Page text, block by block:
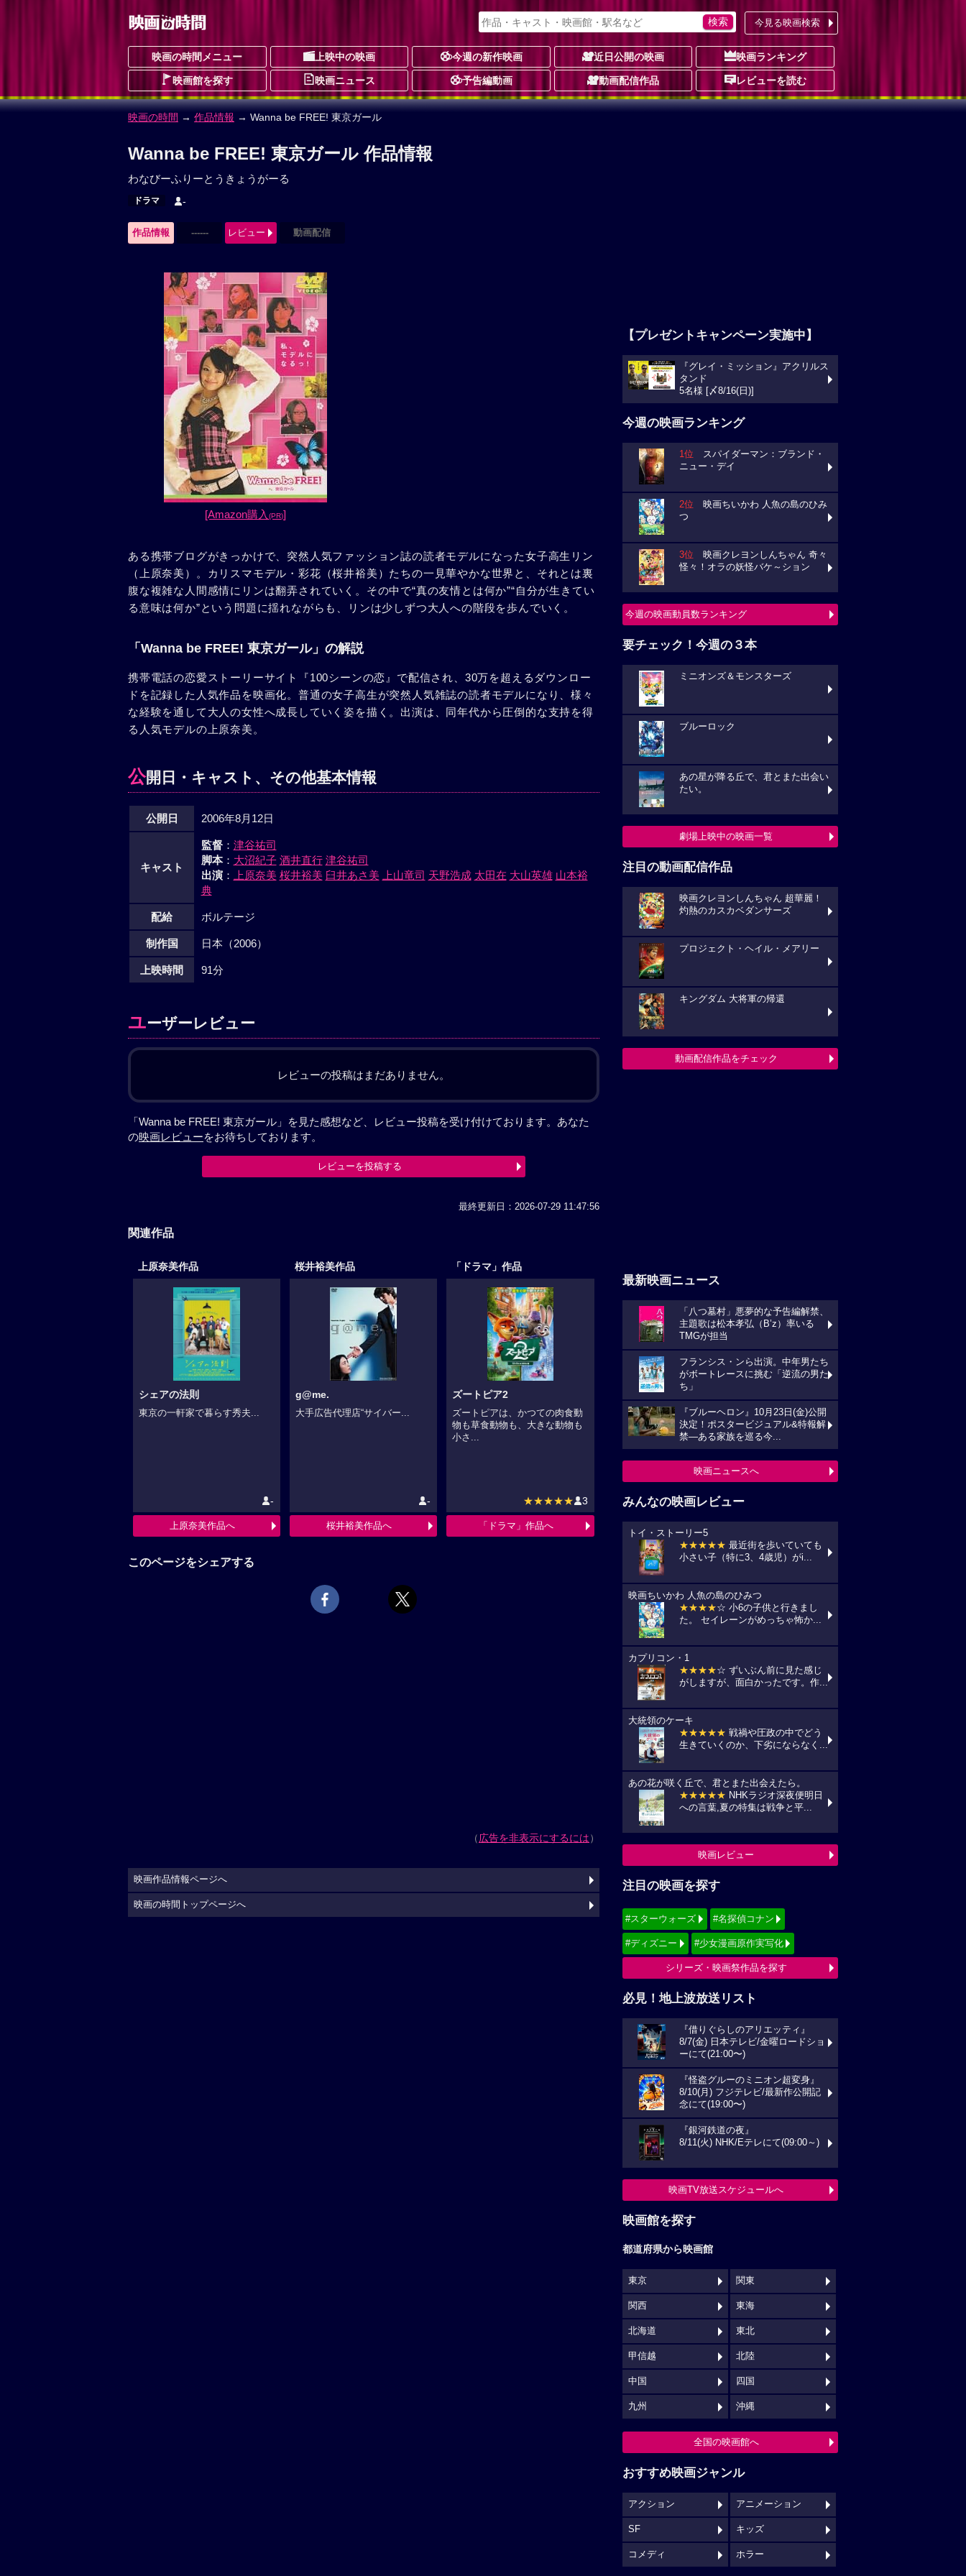
今見る映画検索
映画の時間メニュー 上映中の映画 今週の新作映画 近日公開の映画 映画ランキング
映画館を探す 映画ニュース 予告編動画 動画配信作品 レビューを読む
映画の時間 → 作品情報 → Wanna be FREE! 東京ガール
Wanna be FREE! 東京ガール 作品情報
わなびーふりーとうきょうがーる
ドラマ -
作品情報 ------ レビュー 動画配信
[Amazon購入(PR)]
ある携帯ブログがきっかけで、突然人気ファッション誌の読者モデルになった女子高生リン
（上原奈美）。カリスマモデル・彩花（桜井裕美）たちの一見華やかな世界と、それとは裏
腹な複雑な人間感情にリンは翻弄されていく。その中で“真の友情とは何か”“自分が生きてい
る意味は何か”という問題に揺れながらも、リンは少しずつ大人への階段を歩んでいく。
「Wanna be FREE! 東京ガール」の解説
携帯電話の恋愛ストーリーサイト『100シーンの恋』で配信され、30万を超えるダウンロー
ドを記録した人気作品を映画化。普通の女子高生が突然人気雑誌の読者モデルになり、様々
な経験を通して大人の女性へ成長していく姿を描く。出演は、同年代から圧倒的な支持を得
る人気モデルの上原奈美。
公開日・キャスト、その他基本情報
公開日 2006年8月12日
キャスト
監督： 津谷祐司
脚本： 大沼紀子 酒井直行 津谷祐司
出演： 上原奈美 桜井裕美 臼井あさ美 上山竜司 天野浩成 太田在 大山英雄 山本裕
典
配給 ボルテージ
制作国 日本（2006）
上映時間 91分
ユーザーレビュー
レビューの投稿はまだありません。
「Wanna be FREE! 東京ガール」を見た感想など、レビュー投稿を受け付けております。あなた
の映画レビューをお待ちしております。
レビューを投稿する
最終更新日：2026-07-29 11:47:56
関連作品
上原奈美作品
シェアの法則
東京の一軒家で暮らす秀夫...
-
上原奈美作品へ
桜井裕美作品
g@me.
大手広告代理店“サイバー...
-
桜井裕美作品へ
「ドラマ」作品
ズートピア2
ズートピアは、かつての肉食動
物も草食動物も、大きな動物も
小さ...
★★★★★ 3
「ドラマ」作品へ
このページをシェアする
（広告を非表示にするには）
【プレゼントキャンペーン実施中】
『グレイ・ミッション』アクリルス
タンド
5名様 [〆8/16(日)]
今週の映画ランキング
1位 スパイダーマン：ブランド・
ニュー・デイ
2位 映画ちいかわ 人魚の島のひみ
つ
3位 映画クレヨンしんちゃん 奇々
怪々！オラの妖怪バケ～ション
今週の映画動員数ランキング
要チェック！今週の３本
ミニオンズ＆モンスターズ
ブルーロック
あの星が降る丘で、君とまた出会い
たい。
劇場上映中の映画一覧
注目の動画配信作品
映画クレヨンしんちゃん 超華麗！
灼熱のカスカベダンサーズ
プロジェクト・ヘイル・メアリー
キングダム 大将軍の帰還
動画配信作品をチェック
最新映画ニュース
「八つ墓村」悪夢的な予告編解禁、
主題歌は松本孝弘（B’z）率いる
TMGが担当
フランシス・ンら出演。中年男たち
がボートレースに挑む「逆流の男た
ち」
『ブルーヘロン』10月23日(金)公開
決定！ポスタービジュアル&特報解
禁―ある家族を巡る今...
映画ニュースへ
みんなの映画レビュー
トイ・ストーリー5
★★★★★ 最近街を歩いていても
小さい子（特に3、4歳児）がi...
映画ちいかわ 人魚の島のひみつ
★★★★☆ 小6の子供と行きまし
た。 セイレーンがめっちゃ怖か...
カプリコン・1
★★★★☆ ずいぶん前に見た感じ
がしますが、面白かったです。作...
大統領のケーキ
★★★★★ 戦禍や圧政の中でどう
生きていくのか、下劣にならなく...
あの花が咲く丘で、君とまた出会えたら。
★★★★★ NHKラジオ深夜便明日
への言葉,夏の特集は戦争と平...
映画レビュー
注目の映画を探す
#スターウォーズ #名探偵コナン
#ディズニー #少女漫画原作実写化
シリーズ・映画祭作品を探す
必見！地上波放送リスト
『借りぐらしのアリエッティ』
8/7(金) 日本テレビ/金曜ロードショ
ーにて(21:00〜)
『怪盗グルーのミニオン超変身』
8/10(月) フジテレビ/最新作公開記
念にて(19:00〜)
『銀河鉄道の夜』
8/11(火) NHK/Eテレにて(09:00～)
映画TV放送スケジュールへ
映画館を探す
都道府県から映画館
東京 関東
関西 東海
北海道 東北
甲信越 北陸
中国 四国
九州 沖縄
全国の映画館へ
おすすめ映画ジャンル
アクション アニメーション
SF キッズ
コメディ ホラー
映画作品情報ページへ
映画の時間トップページへ